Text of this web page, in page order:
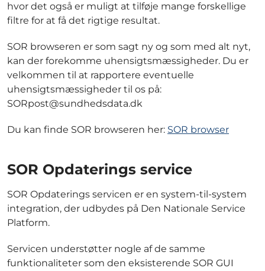
hvor det også er muligt at tilføje mange forskellige
filtre for at få det rigtige resultat.
SOR browseren er som sagt ny og som med alt nyt,
kan der forekomme uhensigtsmæssigheder. Du er
velkommen til at rapportere eventuelle
uhensigtsmæssigheder til os på:
SORpost@sundhedsdata.dk
Du kan finde SOR browseren her: SOR browser
SOR Opdaterings service
SOR Opdaterings servicen er en system-til-system
integration, der udbydes på Den Nationale Service
Platform.
Servicen understøtter nogle af de samme
funktionaliteter som den eksisterende SOR GUI